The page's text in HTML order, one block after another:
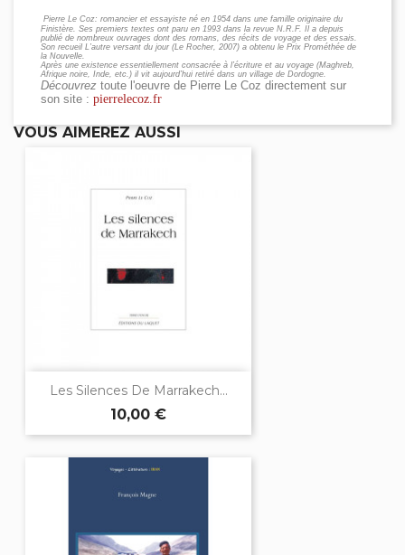
Pierre Le Coz: romancier et essayiste né en 1954 dans une famille originaire du
Finistère. Ses premiers textes ont paru en 1993 dans la revue N.R.F. Il a depuis
publié de nombreux ouvrages dont des romans, des récits de voyage et des essais.
Son recueil L’autre versant du jour (Le Rocher, 2007) a obtenu le Prix Prométhée de
la Nouvelle.
Après une existence essentiellement consacrée à l’écriture et au voyage (Maghreb,
Afrique noire, Inde, etc.) il vit aujourd’hui retiré dans un village de Dordogne.
Découvrez toute l'oeuvre de Pierre Le Coz directement sur
son site : pierrelecoz.fr
VOUS AIMEREZ AUSSI
Les Silences De Marrakech...
10,00 €